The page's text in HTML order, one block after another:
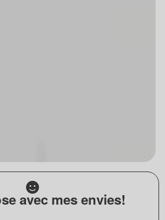
avec mes envies!